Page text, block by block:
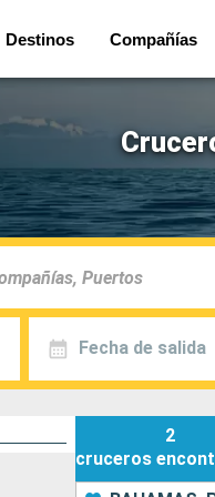
Destinos Compañías
Fecha de salida
2
cruceros